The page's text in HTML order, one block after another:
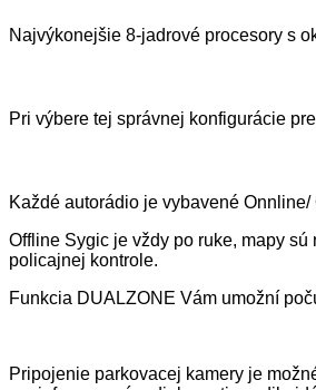
Najvýkonejšie 8-jadrové procesory s
Pri výbere tej správnej konfigurácie
Každé autorádio je vybavené
Offline Sygic je vždy po ruke, mapy
policajnej kontrole.
Funkcia DUALZONE Vám umožní
Pripojenie parkovacej kamery je